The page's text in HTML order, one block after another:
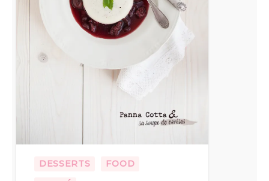
DESSERTS
FOOD